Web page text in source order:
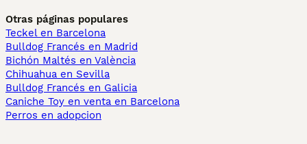
Otras páginas populares
Teckel en Barcelona
Bulldog Francés en Madrid
Bichón Maltés en València
Chihuahua en Sevilla
Bulldog Francés en Galicia
Caniche Toy en venta en Barcelona
Perros en adopcion